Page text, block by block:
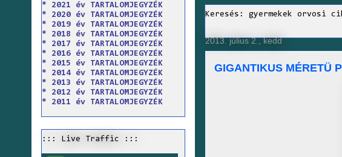
Keresés: gyermekek orvosi
2013. július 2., kedd
GIGANTIKUS MÉRETÜ
* 2021 év TARTALOMJEGYZÉK
* 2020 év TARTALOMJEGYZÉK
* 2019 év TARTALOMJEGYZÉK
* 2018 év TARTALOMJEGYZÉK
* 2017 év TARTALOMJEGYZÉK
* 2016 év TARTALOMJEGYZÉK
* 2015 év TARTALOMJEGYZÉK
* 2014 év TARTALOMJEGYZÉK
* 2013 év TARTALOMJEGYZÉK
* 2012 év TARTALOMJEGYZÉK
* 2011 év TARTALOMJEGYZÉK
::: Live Traffic :::